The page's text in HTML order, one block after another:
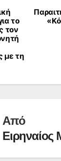
το
τον
με τη
Από
Ειρηναίος